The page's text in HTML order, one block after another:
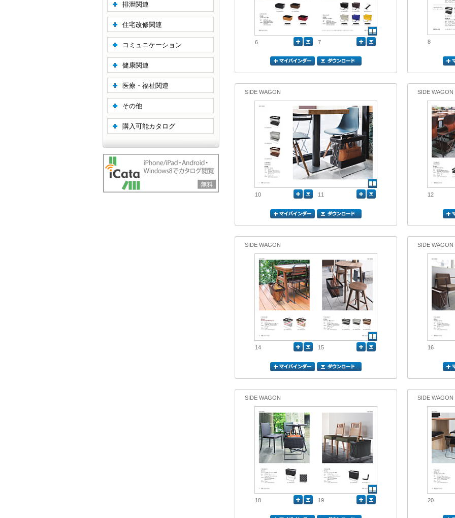
6 7 8
SIDE WAGON
10 11
SIDE WAGON
12
SIDE WAGON
14 15
SIDE WAGON
16
SIDE WAGON
18 19
SIDE WAGON
20
排泄関連
住宅改修関連
コミュニケーション
健康関連
医療・福祉関連
その他
購入可能カタログ